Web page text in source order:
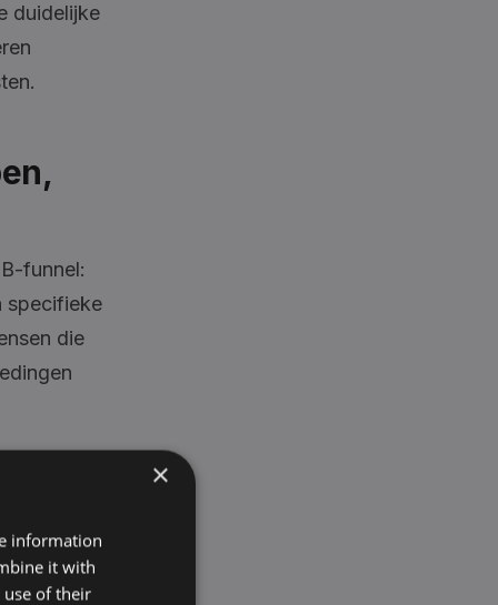
duidelijke
funnel:
specifieke
die
en
×
information
it with
of their